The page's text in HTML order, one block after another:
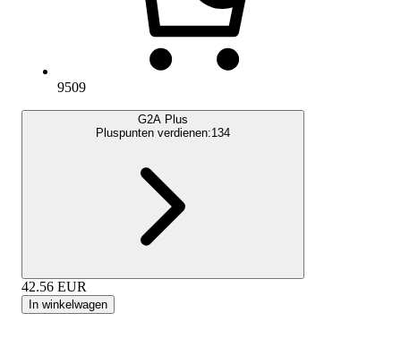
9509
G2A Plus
Pluspunten verdienen:134
42.56 EUR
In winkelwagen